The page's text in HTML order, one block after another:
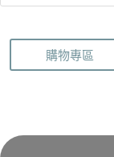
購物專區